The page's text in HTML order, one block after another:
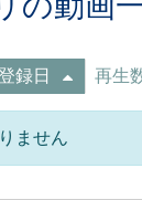
録日 再生
ません